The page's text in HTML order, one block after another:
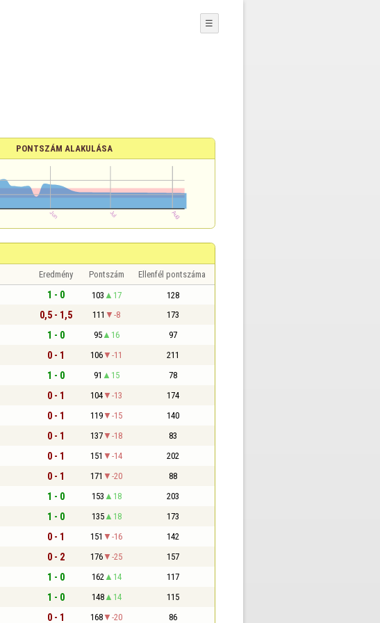
☰
PONTSZÁM ALAKULÁSA
Eredmény Pontszám Ellenfél pontszáma
1 - 0 103 17 128
0,5 - 1,5 111 -8 173
1 - 0 95 16 97
0 - 1 106 -11 211
1 - 0 91 15 78
0 - 1 104 -13 174
0 - 1 119 -15 140
0 - 1 137 -18 83
0 - 1 151 -14 202
0 - 1 171 -20 88
1 - 0 153 18 203
1 - 0 135 18 173
0 - 1 151 -16 142
0 - 2 176 -25 157
1 - 0 162 14 117
1 - 0 148 14 115
0 - 1 168 -20 86